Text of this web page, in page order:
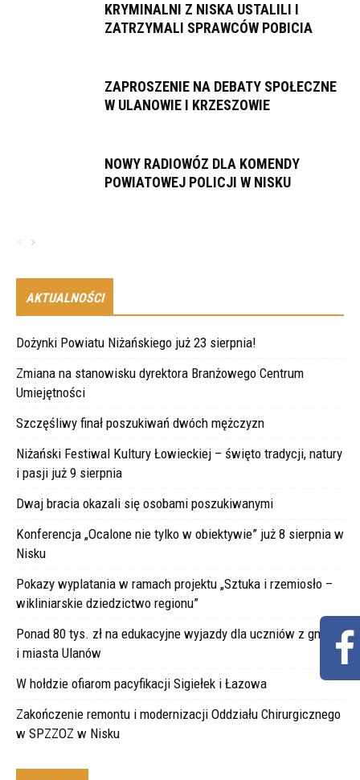
KRYMINALNI Z NISKA USTALILI I
ZATRZYMALI SPRAWCÓW POBICIA
ZAPROSZENIE NA DEBATY SPOŁECZNE
W ULANOWIE I KRZESZOWIE
NOWY RADIOWÓZ DLA KOMENDY
POWIATOWEJ POLICJI W NISKU
AKTUALNOŚCI
Dożynki Powiatu Niżańskiego już 23 sierpnia!
Zmiana na stanowisku dyrektora Branżowego Centrum
Umiejętności
Szczęśliwy finał poszukiwań dwóch mężczyzn
Niżański Festiwal Kultury Łowieckiej – święto tradycji, natury
i pasji już 9 sierpnia
Dwaj bracia okazali się osobami poszukiwanymi
Konferencja „Ocalone nie tylko w obiektywie” już 8 sierpnia w
Nisku
Pokazy wyplatania w ramach projektu „Sztuka i rzemiosło –
wikliniarskie dziedzictwo regionu”
Ponad 80 tys. zł na edukacyjne wyjazdy dla uczniów z gminy
i miasta Ulanów
W hołdzie ofiarom pacyfikacji Sigiełek i Łazowa
Zakończenie remontu i modernizacji Oddziału Chirurgicznego
w SPZZOZ w Nisku